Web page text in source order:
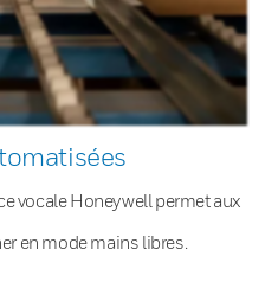
vocale Honeywell permet aux
en mode mains libres.